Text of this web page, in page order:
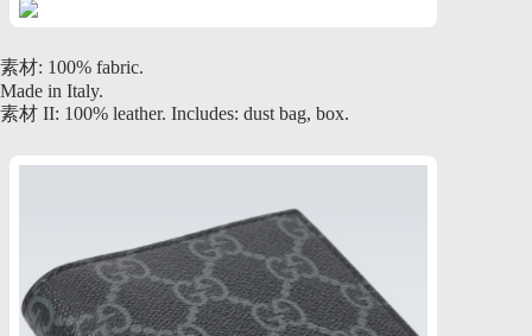
素材: 100% fabric.
Made in Italy.
素材 II: 100% leather. Includes: dust bag, box.